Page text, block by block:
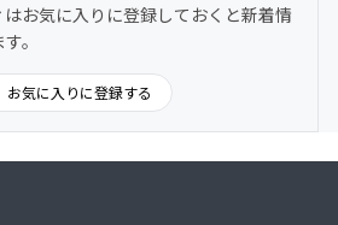
。
動が合わせられる方に限ります。
ど教えていただき毎月1回ですが進
お気に入りに登録しておくと新着情
。
お気に入りに登録する